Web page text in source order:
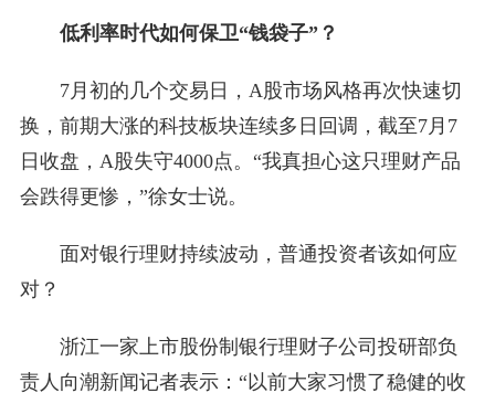
低利率时代如何保卫“钱袋子”？
7月初的几个交易日，A股市场风格再次快速切
换，前期大涨的科技板块连续多日回调，截至7月7
日收盘，A股失守4000点。“我真担心这只理财产品
会跌得更惨，”徐女士说。
面对银行理财持续波动，普通投资者该如何应
对？
浙江一家上市股份制银行理财子公司投研部负
责人向潮新闻记者表示：“以前大家习惯了稳健的收